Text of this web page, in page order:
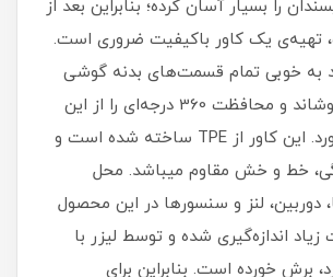
را بسیار آسان کرده؛ بنابراین بعد از
تهیه‌ی یک کاور با‌کیفیت ضروری است‏.‏
به خوبی تمام قسمت‌های بدنه گوشی
موبایل شما را بپوشاند و محافظت 360 درجه‌ای را از این
گوشی به عمل آورد‏.‏ این کاور از TPE ساخته شده است و
خط و خش مقاوم میباشد.‏ محل
دوربین، لنز و سنسورها در این محصول
اندازه‌گیری شده و توسط لیزر با
برش خورده است‏.‏ بنابراین برای